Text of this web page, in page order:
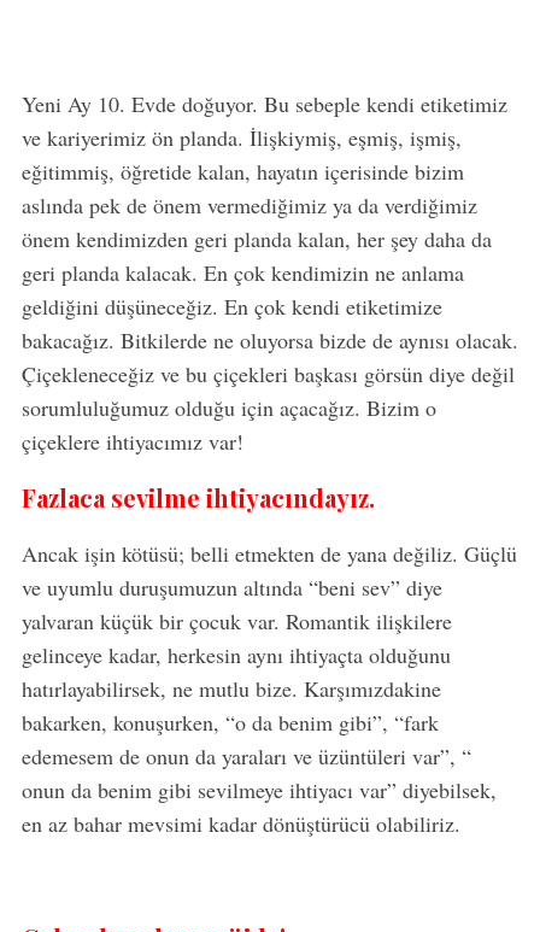
Yeni Ay 10. Evde doğuyor. Bu sebeple kendi etiketimiz
ve kariyerimiz ön planda. İlişkiymiş, eşmiş, işmiş,
eğitimmiş, öğretide kalan, hayatın içerisinde bizim
aslında pek de önem vermediğimiz ya da verdiğimiz
önem kendimizden geri planda kalan, her şey daha da
geri planda kalacak. En çok kendimizin ne anlama
geldiğini düşüneceğiz. En çok kendi etiketimize
bakacağız. Bitkilerde ne oluyorsa bizde de aynısı olacak.
Çiçekleneceğiz ve bu çiçekleri başkası görsün diye değil
sorumluluğumuz olduğu için açacağız. Bizim o
çiçeklere ihtiyacımız var!
Fazlaca sevilme ihtiyacındayız.
Ancak işin kötüsü; belli etmekten de yana değiliz. Güçlü
ve uyumlu duruşumuzun altında “beni sev” diye
yalvaran küçük bir çocuk var. Romantik ilişkilere
gelinceye kadar, herkesin aynı ihtiyaçta olduğunu
hatırlayabilirsek, ne mutlu bize. Karşımızdakine
bakarken, konuşurken, “o da benim gibi”, “fark
edemesem de onun da yaraları ve üzüntüleri var”, “
onun da benim gibi sevilmeye ihtiyacı var” diyebilsek,
en az bahar mevsimi kadar dönüştürücü olabiliriz.